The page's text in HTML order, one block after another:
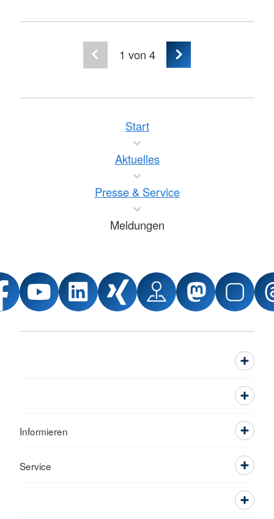
1 von 4
Start
Aktuelles
Presse & Service
Meldungen
Informieren
Service